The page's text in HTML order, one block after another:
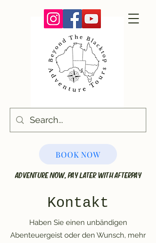
BOOK NOW
ADVENTURE NOW, PAY LATER WITH AFTERPAY
Kontakt
​Haben Sie einen unbändigen
Abenteuergeist oder den Wunsch, mehr